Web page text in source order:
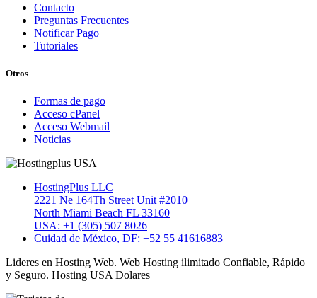
Contacto
Preguntas Frecuentes
Notificar Pago
Tutoriales
Otros
Formas de pago
Acceso cPanel
Acceso Webmail
Noticias
HostingPlus LLC
2221 Ne 164Th Street Unit #2010
North Miami Beach FL 33160
USA: +1 (305) 507 8026
Cuidad de México, DF: +52 55 41616883
Lideres en Hosting Web. Web Hosting ilimitado Confiable, Rápido
y Seguro. Hosting USA Dolares